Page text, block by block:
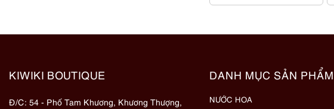
KIWIKI BOUTIQUE
Đ/C: 54 - Phố Tam Khương, Khương Thượng,
DANH MỤC SẢN PHẨM
NƯỚC HOA